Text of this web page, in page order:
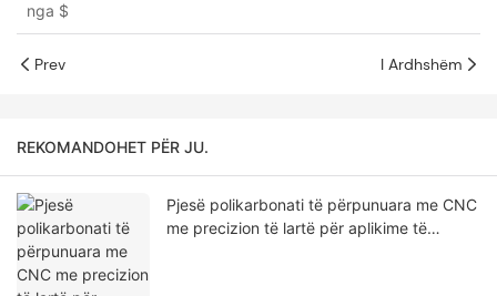
nga $
Prev I Ardhshëm
REKOMANDOHET PËR JU.
Pjesë polikarbonati të përpunuara me CNC
me precizion të lartë për aplikime të